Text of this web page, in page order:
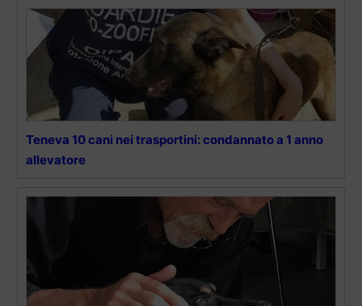
Teneva 10 cani nei trasportini: condannato a 1 anno
allevatore